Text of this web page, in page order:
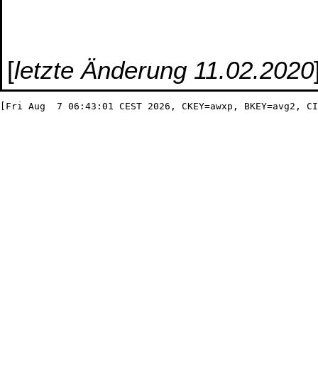
[letzte Änderung 11.02.2020